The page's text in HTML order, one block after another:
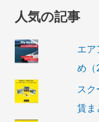
人気の記事
エア
め（
ス
賃ま